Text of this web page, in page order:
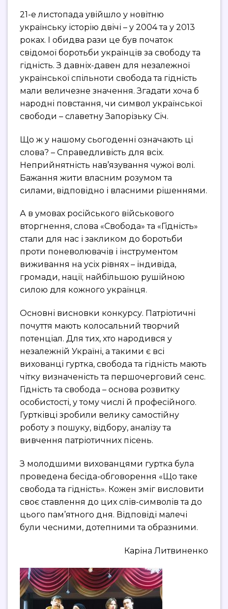
21-е листопада увійшло у новітню
українську історію двічі – у 2004 та у 2013
роках. І обидва рази це був початок
свідомої боротьби українців за свободу та
гідність. З давніх-давен для незалежної
української спільноти свобода та гідність
мали величезне значення. Згадати хоча б
народні повстання, чи символ української
свободи – славетну Запорізьку Січ.
Що ж у нашому сьогоденні означають ці
слова? – Справедливість для всіх.
Неприйнятність нав’язування чужої волі.
Бажання жити власним розумом та
силами, відповідно і власними рішеннями.
А в умовах російського військового
вторгнення, слова «Свобода» та «Гідність»
стали для нас і закликом до боротьби
проти поневолювачів і інструментом
виживання на усіх рівнях – індивіда,
громади, нації; найбільшою рушійною
силою для кожного українця.
Основні висновки конкурсу. Патріотичні
почуття мають колосальний творчий
потенціал. Для тих, хто народився у
незалежній Україні, а такими є всі
вихованці гуртка, свобода та гідність мають
чітку визначеність та першочерговий сенс.
Гідність та свобода – основа розвитку
особистості, у тому числі й професійного.
Гуртківці зробили велику самостійну
роботу з пошуку, відбору, аналізу та
вивчення патріотичних пісень.
З молодшими вихованцями гуртка була
проведена бесіда-обговорення «Що таке
свобода та гідність». Кожен зміг висловити
своє ставлення до цих слів-символів та до
цього пам’ятного дня. Відповіді малечі
були чесними, дотепними та образними.
Каріна Литвиненко